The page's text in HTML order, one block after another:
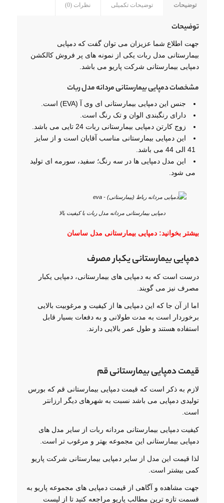
توضیحات توضیحات تکمیلی نظرات (0)
توضیحات
جهت اطلاع شما عزیزان می توان گفت که دمپایی
بیمارستانی مدل ربات یکی از نمونه های پر فروش کالکشن
دمپایی بیمارستانی شرکت پاریو می باشد.
مشخصات دمپایی بیمارستانی مردانه مدل ربات
جنس این دمپایی بیمارستانی ای وی آ (EVA) است.
دارای رنگبندی الوان و تک رنگ است.
زوج کارتن دمپایی بیمارستانی ربات 24 تایی می باشد.
این دمپایی بیمارستانی مناسب آقایان است و از سایز
41 الی 44 می باشد.
این مدل دمپایی ها در سه رنگ؛ سفید، سورمه ای تولید
می شود.
دمپایی بیمارستانی مردانه مدل ربات با کیفیت بالا
بیشتر بخوانید: دمپایی بیمارستانی مدل ساسان
دمپایی بیمارستانی یکبار مصرف
درست است که به دمپایی های بیمارستانی، دمپایی یکبار
مصرف نیز می گویند.
اما از آن جا که این دمپایی ها از کیفیت و مرغوبیت بالایی
برخوردار است به مدت طولانی و به دفعات بسیار قابل
استفاده هستند و طول عمر بالایی دارند.
قیمت دمپایی بیمارستانی قم
لازم به ذکر است که قیمت دمپایی بیمارستانی قم که بورس
تولیدی دمپایی می باشد نسبت به شهرهای دیگر ارزانتر
است.
کیفیت دمپایی بیمارستانی مردانه ربات از سایر مدل های
دمپایی بیمارستانی این مجموعه بهتر و مرغوب تر است.
لذا قیمت این مدل از سایر دمپایی بیمارستانی شرکت پاریو
کمی بیشتر است.
جهت مشاهده و آگاهی از قیمت دمپایی های مجموعه پاریو به
قسمت تازه ترین مطالب پاریو مراجعه کنید تا از لیست